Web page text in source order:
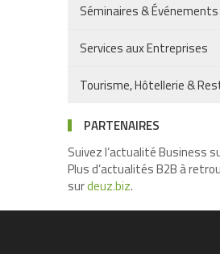
Séminaires & Événements
Services aux Entreprises
Tourisme, Hôtellerie &
PARTENAIRES
Suivez l’actualité Business
Plus d’actualités B2B à
surdeuz.biz.